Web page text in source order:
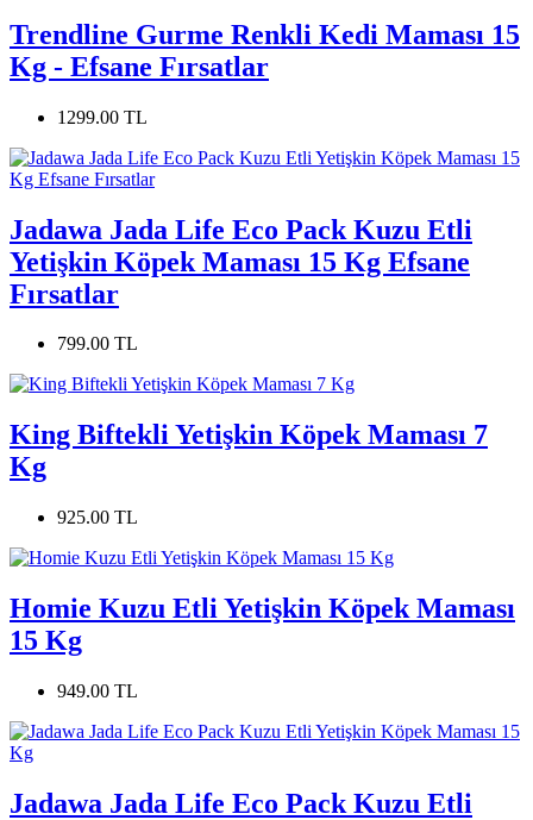
Trendline Gurme Renkli Kedi Maması 15
Kg - Efsane Fırsatlar
1299.00 TL
Jadawa Jada Life Eco Pack Kuzu Etli
Yetişkin Köpek Maması 15 Kg Efsane
Fırsatlar
799.00 TL
King Biftekli Yetişkin Köpek Maması 7
Kg
925.00 TL
Homie Kuzu Etli Yetişkin Köpek Maması
15 Kg
949.00 TL
Jadawa Jada Life Eco Pack Kuzu Etli